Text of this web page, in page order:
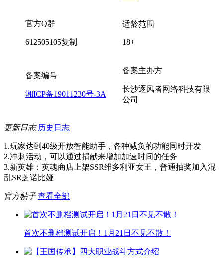
官方Q群
612505105复制
适龄范围
18+
备案编号
湘ICP备19011230号-3A
备案主办方
长沙逐风者网络科技有限
公司
更新日志 历史日志
1.玩家达到40级开放智能助手，各种减负的功能同时开发
2.冲刺活动，可以通过捐献来增加加速时间的任务
3.新英雄：英魂商店上架SSR维多利亚女王，普通抽奖加入混
乱SR芝诺比娅
官方帖子 查看全部
首次不删档测试开启！1月21日不见不散！